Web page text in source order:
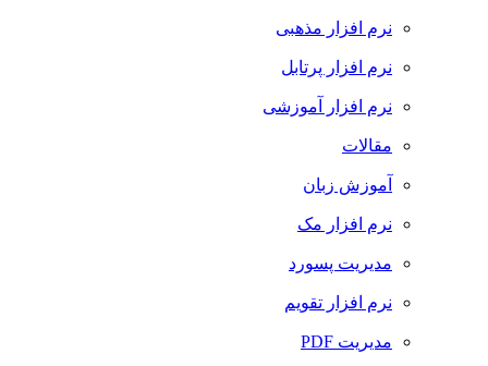
نرم افزار مذهبی
نرم افزار پرتابل
نرم افزار آموزشی
مقالات
آموزش زبان
نرم افزار مک
مدیریت پسورد
نرم افزار تقویم
مدیریت PDF